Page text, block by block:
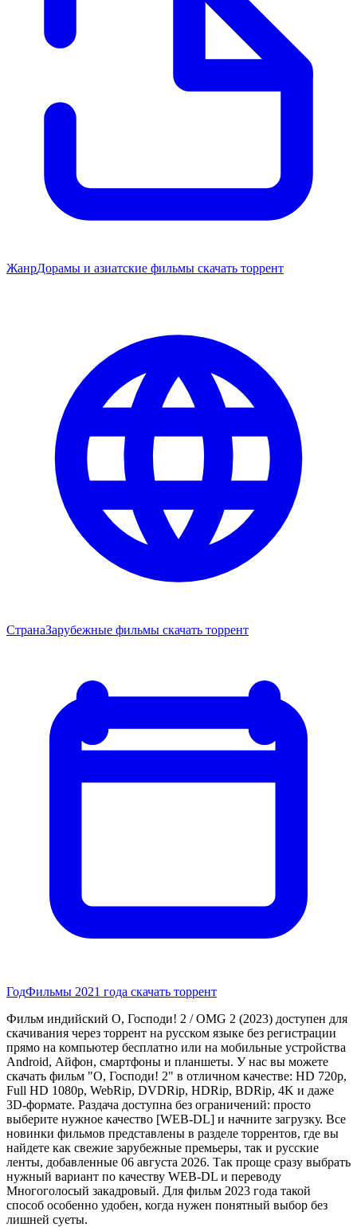
ЖанрДорамы и азиатские фильмы скачать торрент
СтранаЗарубежные фильмы скачать торрент
ГодФильмы 2021 года скачать торрент
Фильм индийский О, Господи! 2 / OMG 2 (2023) доступен для
скачивания через торрент на русском языке без регистрации
прямо на компьютер бесплатно или на мобильные устройства
Android, Айфон, смартфоны и планшеты. У нас вы можете
скачать фильм "О, Господи! 2" в отличном качестве: HD 720p,
Full HD 1080p, WebRip, DVDRip, HDRip, BDRip, 4K и даже
3D-формате. Раздача доступна без ограничений: просто
выберите нужное качество [WEB-DL] и начните загрузку. Все
новинки фильмов представлены в разделе торрентов, где вы
найдете как свежие зарубежные премьеры, так и русские
ленты, добавленные 06 августа 2026. Так проще сразу выбрать
нужный вариант по качеству WEB-DL и переводу
Многоголосый закадровый. Для фильм 2023 года такой
способ особенно удобен, когда нужен понятный выбор без
лишней суеты.